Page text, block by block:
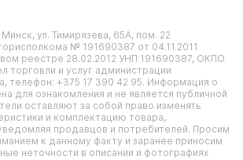
ул. Тимирязева, 65А, пом. 22
№ 191690387 от 04.11.2011
реестре 28.02.2012 УНП 191690387, ОКПО
торговли и услуг администрации
телефон: +375 17 390 42 95. Информация о
для ознакомления и не является публичной
оставляют за собой право изменять
и комплектацию товара,
продавцов и потребителей. Просим
к данному факту и заранее приносим
неточности в описании и фотографиях